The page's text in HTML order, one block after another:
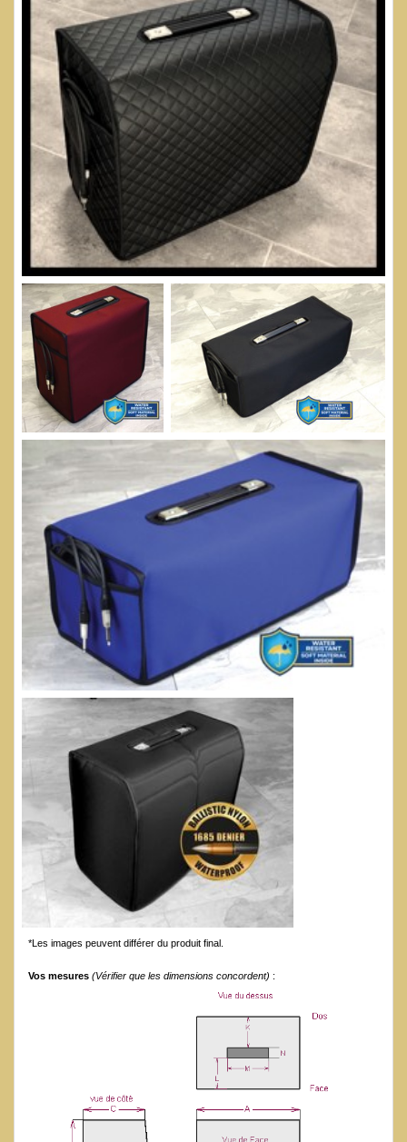
*Les images peuvent différer du produit final.
Vos mesures (Vérifier que les dimensions concordent) :